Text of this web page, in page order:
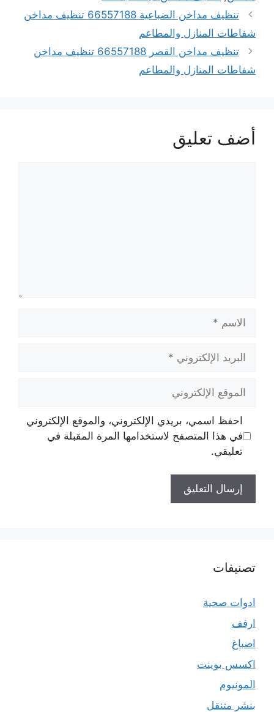
تنظيف مداخن الضباعية 66557188 تنظيف مداخن
شفاطات المنازل والمطاعم
تنظيف مداخن القصر 66557188 تنظيف مداخن
شفاطات المنازل والمطاعم
أضف تعليق
الإلكتروني
الإلكتروني
احفظ اسمي، بريدي الإلكتروني، والموقع الإلكتروني
في هذا المتصفح لاستخدامها المرة المقبلة في
تعليقي.
تصنيفات
ادوات صحية
ارفف
اصباغ
اكسس بوينت
المونيوم
بنشر متنقل